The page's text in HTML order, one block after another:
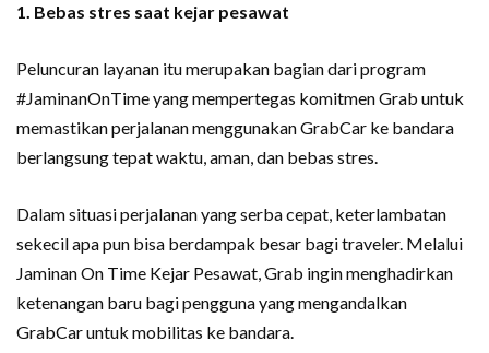
1. Bebas stres saat kejar pesawat
Peluncuran layanan itu merupakan bagian dari program
#JaminanOnTime yang mempertegas komitmen Grab untuk
memastikan perjalanan menggunakan GrabCar ke bandara
berlangsung tepat waktu, aman, dan bebas stres.
Dalam situasi perjalanan yang serba cepat, keterlambatan
sekecil apa pun bisa berdampak besar bagi traveler. Melalui
Jaminan On Time Kejar Pesawat, Grab ingin menghadirkan
ketenangan baru bagi pengguna yang mengandalkan
GrabCar untuk mobilitas ke bandara.